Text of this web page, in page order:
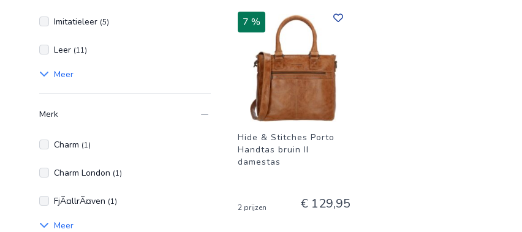
Imitatieleer (5)
Leer (11)
Meer
Merk
Charm (1)
Charm London (1)
FjÃ¤llrÃ¤ven (1)
Meer
7 %
Hide & Stitches Porto
Handtas bruin II
damestas
2 prijzen € 129,95